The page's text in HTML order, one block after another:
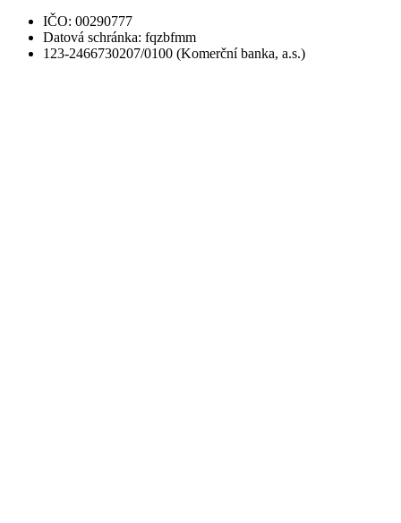
IČO: 00290777
Datová schránka: fqzbfmm
123-2466730207/0100 (Komerční banka, a.s.)